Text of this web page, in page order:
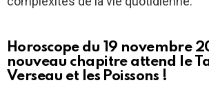
Horoscope du 19 novembre
nouveau chapitre attend le
Verseau et les Poissons !